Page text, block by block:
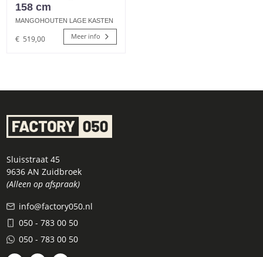
158 cm
MANGOHOUTEN LAGE KASTEN
€ 519,00 Meer info
Sluisstraat 45
9636 AN Zuidbroek
(Alleen op afspraak)
info@factory050.nl
050 - 783 00 50
050 - 783 00 50